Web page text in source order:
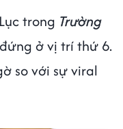
trong Trường
ở vị trí thứ 6.
so với sự viral